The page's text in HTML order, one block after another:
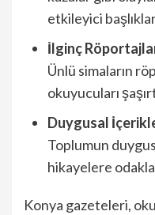
etkileyici
İlginç
Ünlü simaların
okuyucuları
Duygusal
Toplumun
hikayelere
Konya gazeteleri,